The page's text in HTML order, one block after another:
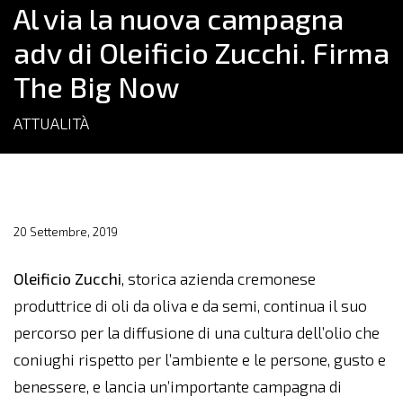
Al via la nuova campagna
adv di Oleificio Zucchi. Firma
The Big Now
ATTUALITÀ
20 Settembre, 2019
Oleificio Zucchi, storica azienda cremonese
produttrice di oli da oliva e da semi, continua il suo
percorso per la diffusione di una cultura dell’olio che
coniughi rispetto per l’ambiente e le persone, gusto e
benessere, e lancia un’importante campagna di